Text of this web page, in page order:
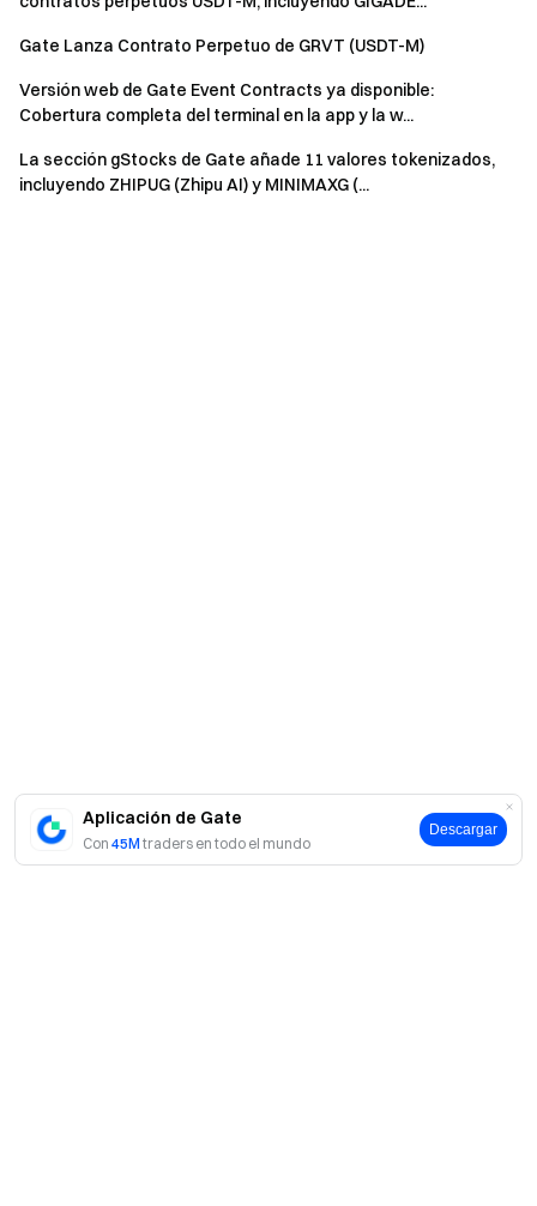
Aplicación de Gate
Con 45M traders en todo el mundo
Descargar
Gate Lanza Contrato Perpetuo de GRVT (USDT-M)
Versión web de Gate Event Contracts ya disponible:
Cobertura completa del terminal en la app y la w...
La sección gStocks de Gate añade 11 valores tokenizados,
incluyendo ZHIPUG (Zhipu AI) y MINIMAXG (...